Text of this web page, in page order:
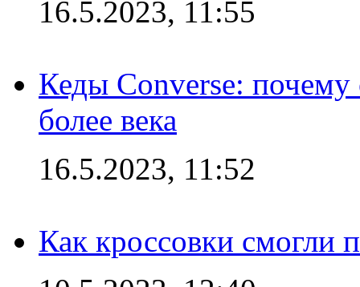
16.5.2023, 11:55
Кеды Converse:
более века
16.5.2023, 11:52
Как кроссовки смогли